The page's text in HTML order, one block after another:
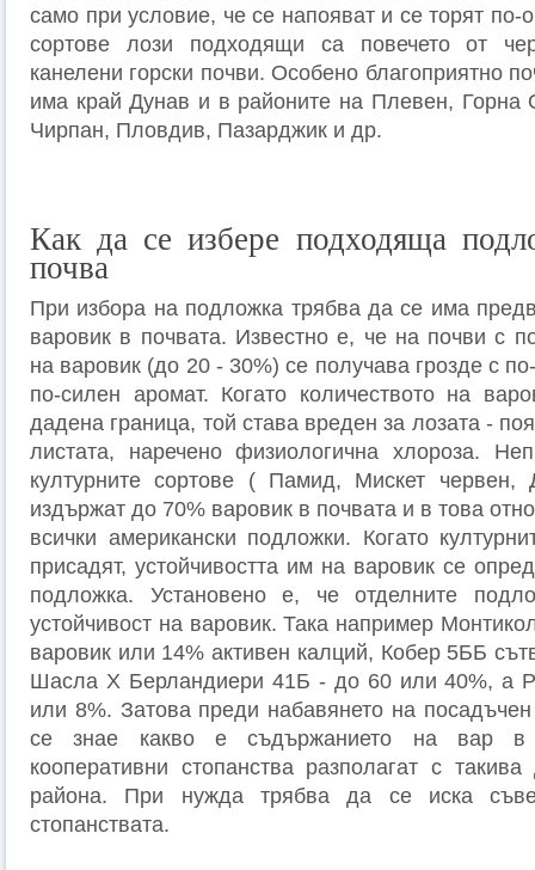
само при условие, че се напояват и се торят по-
сортове лози подходящи са повечето от
канелени горски почви. Особено благоприятно
има край Дунав и в районите на Плевен, Горна
Чирпан, Пловдив, Пазарджик и др.
Как да се избере подходяща
почва
При избора на подложка трябва да се има
варовик в почвата. Известно е, че на почви с
на варовик (до 20 - 30%) се получава грозде с
по-силен аромат. Когато количеството на
дадена граница, той става вреден за лозата -
листата, наречено физиологична хлороза.
културните сортове ( Памид, Мискет
издържат до 70% варовик в почвата и в това
всички американски подложки. Когато
присадят, устойчивостта им на варовик се
подложка. Установено е, че отделните
устойчивост на варовик. Така например
варовик или 14% активен калций, Кобер 5ББ
Шасла Х Берландиери 41Б - до 60 или 40%, а
или 8%. Затова преди набавянето на
се знае какво е съдържанието на вар в
кооперативни стопанства разполагат с
района. При нужда трябва да се иска
стопанствата.